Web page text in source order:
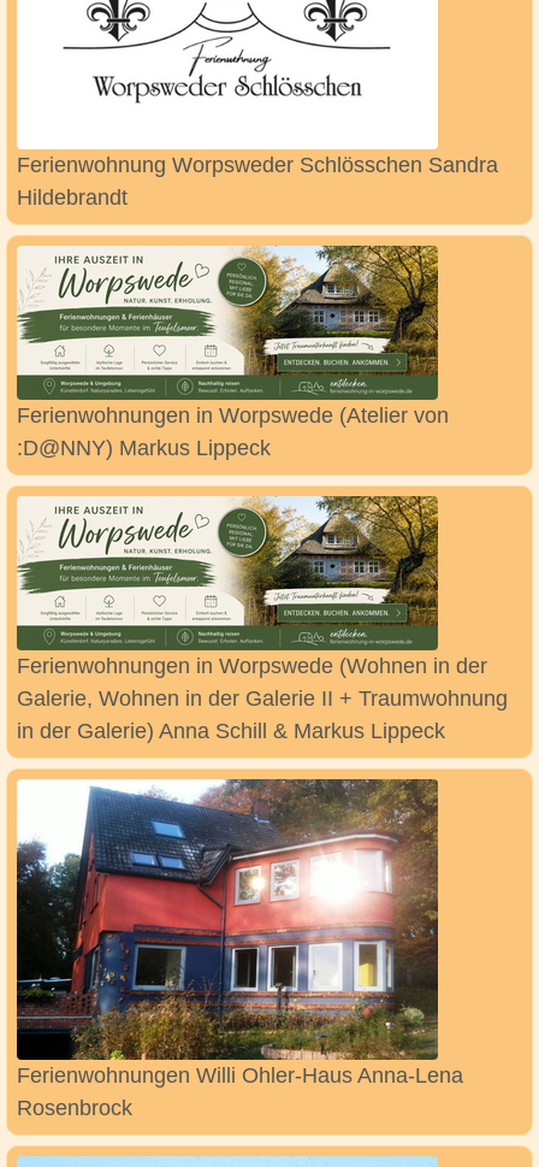
Ferienwohnung Worpsweder Schlösschen Sandra
Hildebrandt
Ferienwohnungen in Worpswede (Atelier von
:D@NNY) Markus Lippeck
Ferienwohnungen in Worpswede (Wohnen in der
Galerie, Wohnen in der Galerie II + Traumwohnung
in der Galerie) Anna Schill & Markus Lippeck
Ferienwohnungen Willi Ohler-Haus Anna-Lena
Rosenbrock